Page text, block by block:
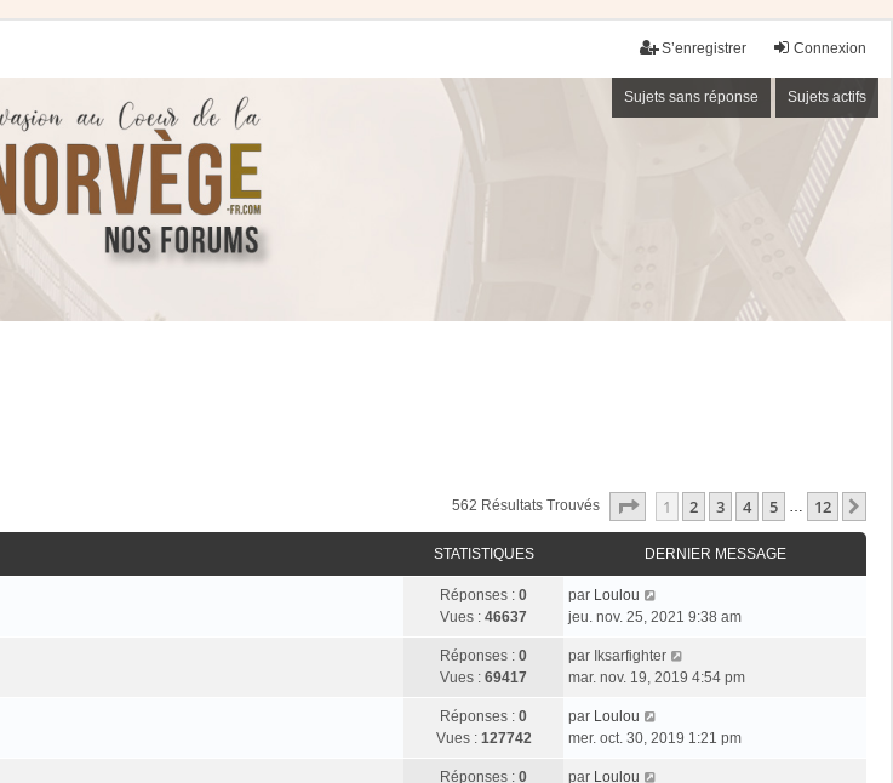
Connexion
S’enregistrer
Sujets sans réponse Sujets actifs
562 Résultats Trouvés Page Sur12
1 2 3 4 5 … 12
STATISTIQUES DERNIER MESSAGE
Réponses : 0
Vues : 46637
par Loulou
jeu. nov. 25, 2021 9:38 am
Réponses : 0
Vues : 69417
par Iksarfighter
mar. nov. 19, 2019 4:54 pm
Réponses : 0
Vues : 127742
par Loulou
mer. oct. 30, 2019 1:21 pm
Réponses : 0
par Loulou